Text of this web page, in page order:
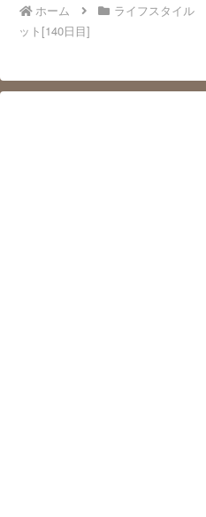
ホーム ライフスタイル
ット[140日目]